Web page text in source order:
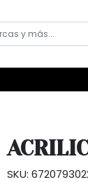
SKU: